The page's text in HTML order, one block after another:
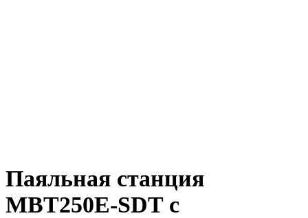
Паяльная станция
MBT250E-SDT с